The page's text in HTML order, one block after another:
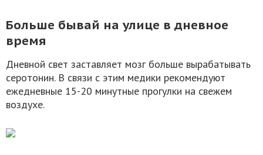
Больше бывай на улице в дневное
время
Дневной свет заставляет мозг больше вырабатывать
серотонин. В связи с этим медики рекомендуют
ежедневные 15-20 минутные прогулки на свежем
воздухе.